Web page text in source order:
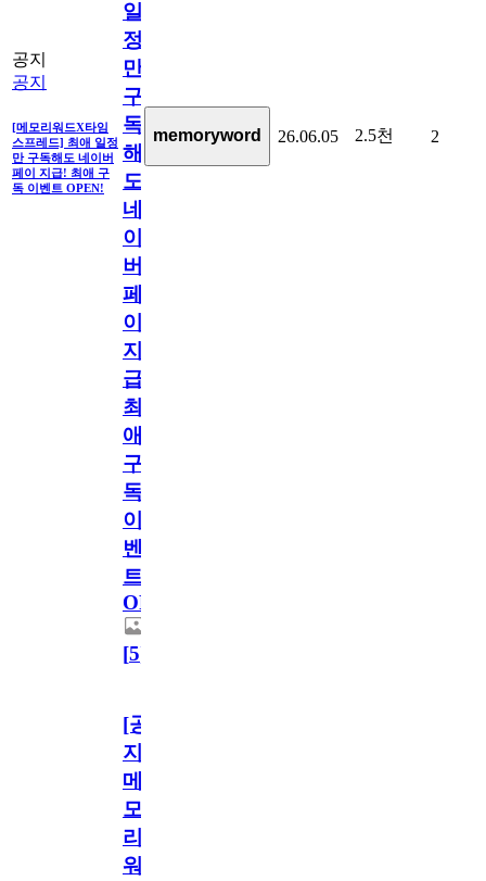
공지
공지
[메모리워드X타임
스프레드] 최애 일정
만 구독해도 네이버
페이 지급! 최애 구
독 이벤트 OPEN!
일
정
만
구
독
해
도
네
이
버
페
이
지
급!
최
애
구
독
이
벤
트
OPEN!
[5]
memoryword 26.06.05 2.5천 2
[공
지]
메
모
리
워